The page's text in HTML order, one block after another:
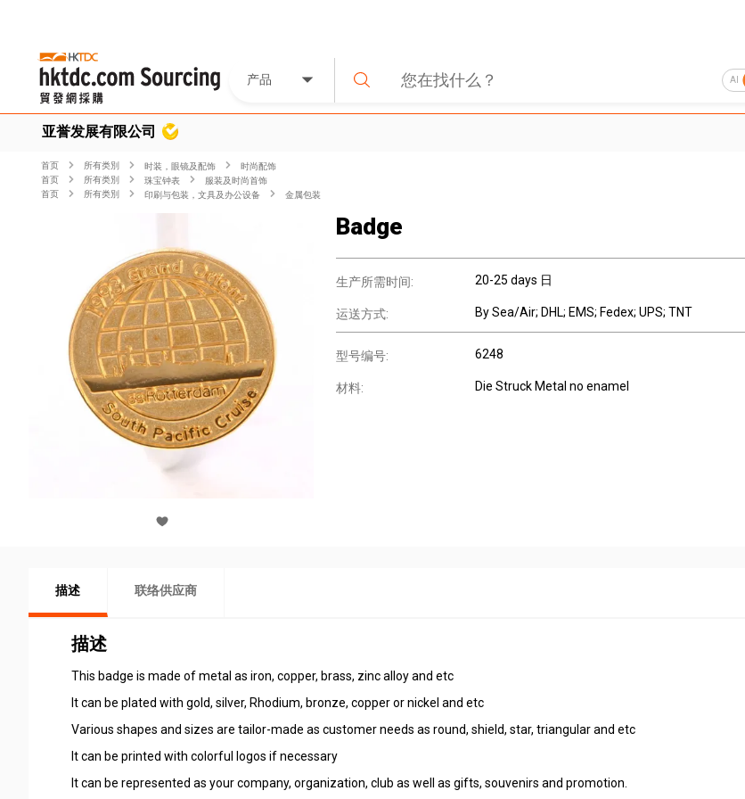
产品 AI
亚誉发展有限公司
首页 所有类別 时装，眼镜及配饰
时尚配饰
首页
所有类別 珠宝钟表
服装及时尚首饰
首页
所有类別 印刷与包装，文具及办公设备 金属包装
Badge
生产所需时间: 20-25 days 日
运送方式: By Sea/Air; DHL; EMS; Fedex; UPS; TNT
型号编号: 6248
材料: Die Struck Metal no enamel
描述 联络供应商
描述
This badge is made of metal as iron, copper, brass, zinc alloy and etc
It can be plated with gold, silver, Rhodium, bronze, copper or nickel and etc
Various shapes and sizes are tailor-made as customer needs as round, shield, star, triangular and etc
It can be printed with colorful logos if necessary
It can be represented as your company, organization, club as well as gifts, souvenirs and promotion.